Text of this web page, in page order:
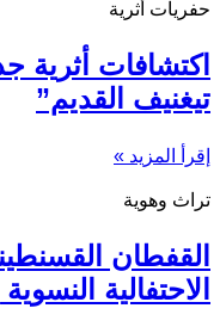
حفريات أثرية
اكتشافات
تيغنيف القديم”
إقرأ المزيد »
تراث وهوية
القفطان
الاحتفالية